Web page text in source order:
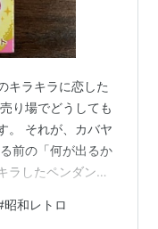
キラキラに恋した
り場でどうしても
。 それが、カバヤ
前の「何が出るか
ラしたペンダント
もらった瞬間は、
昭和レトロ